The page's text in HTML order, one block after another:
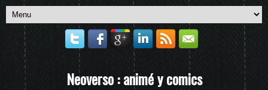
Neoverso : animé y comics